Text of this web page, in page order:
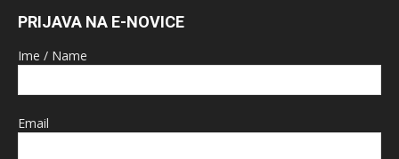
PRIJAVA NA E-NOVICE
Ime / Name
Email